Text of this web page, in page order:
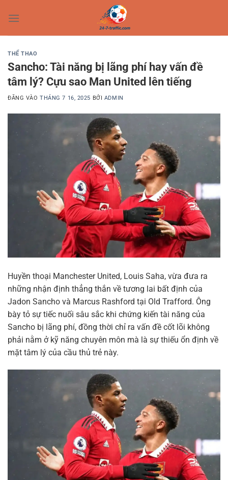
qua
THỂ THAO
Sancho: Tài năng bị lãng phí hay vấn đề
tâm lý? Cựu sao Man United lên tiếng
ĐĂNG VÀOTHÁNG 7 16, 2025 BỞI ADMIN
Huyền thoại Manchester United, Louis Saha, vừa đưa ra
những nhận định thẳng thắn về tương lai bất định của
Jadon Sancho và Marcus Rashford tại Old Trafford. Ông
bày tỏ sự tiếc nuối sâu sắc khi chứng kiến tài năng của
Sancho bị lãng phí, đồng thời chỉ ra vấn đề cốt lõi không
phải nằm ở kỹ năng chuyên môn mà là sự thiếu ổn định về
mặt tâm lý của cầu thủ trẻ này.